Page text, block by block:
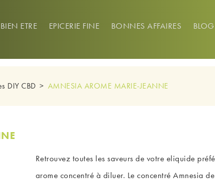
BIEN ETRE EPICERIE FINE BONNES AFFAIRES BLOG
DIY CBD AMNESIA AROME MARIE-JEANNE
Retrouvez toutes les saveurs de votre eliquide
arome concentré à diluer. Le concentré Amnesia